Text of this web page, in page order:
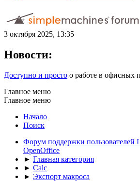
3 октября 2025, 13:35
Новости:
Доступно и просто о работе в офисных
Главное меню
Главное меню
Начало
Поиск
Форум поддержки пользователей
OpenOffice
► Главная категория
► Calc
► Экспорт макроса